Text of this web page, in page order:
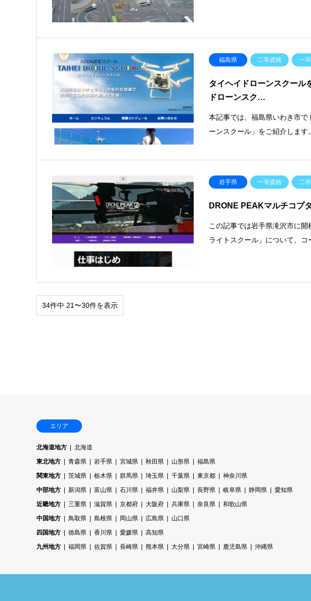
福島県 二等資格 一
タイヘイドローンスクール
ドローンスク…
本記事では、福島県いわき市
ーンスクール」をご紹介します
岩手県 一等資格 二
DRONE PEAKマルチコプ
この記事では岩手県滝沢市に
ライトスクール」について、コ
34件中 21〜30件を表示
エリア
北海道地方
北海道
東北地方
青森県 岩手県 宮城県 秋田県 山形県
福島県
関東地方
茨城県 栃木県 群馬県 埼玉県 千葉県 東京都
神奈川県
中部地方
新潟県 富山県 石川県 福井県 山梨県 長野県 岐阜県 静岡県
愛知県
近畿地方
三重県 滋賀県 京都府 大阪府 兵庫県 奈良県
和歌山県
中国地方
鳥取県 島根県 岡山県 広島県
山口県
四国地方
徳島県 香川県 愛媛県
高知県
九州地方
福岡県 佐賀県 長崎県 熊本県 大分県 宮崎県 鹿児島県 沖縄県